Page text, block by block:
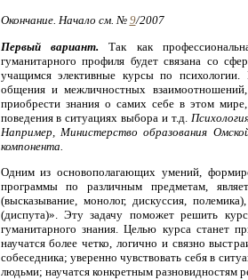
Окончание. Начало см. № 9/2007
Первый вариант.Так как
гуманитарного профиля будет связана со
учащимся элективные курсы по психологии.
общения и межличностных
приобрести знания о самих себе в этом
поведения в ситуациях выбора и т.д.
Например, Министерство образования
компонента.
Одним из основополагающих умений,
программы по различным предметам,
(высказывание, монолог, дискуссия,
(диспута)». Эту задачу поможет решить
гуманитарного знания. Целью курса станет
научатся более четко, логично и связно
собеседника; уверенно чувствовать себя в
людьми; научатся конкретным разновидностям